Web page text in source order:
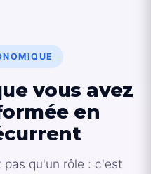
vous avez
en
pas qu'un rôle : c'est